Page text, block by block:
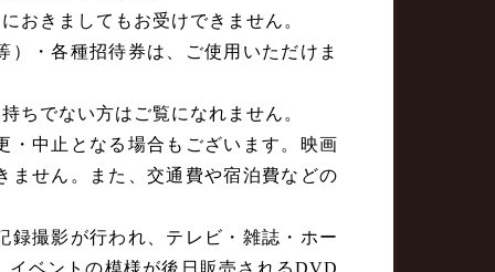
おきましてもお受けできません。
・各種招待券は、ご使用いただけま
ちでない方はご覧になれません。
中止となる場合もございます。映画
ません。また、交通費や宿泊費などの
撮影が行われ、テレビ・雑誌・ホー
ベントの模様が後日販売されるDVD